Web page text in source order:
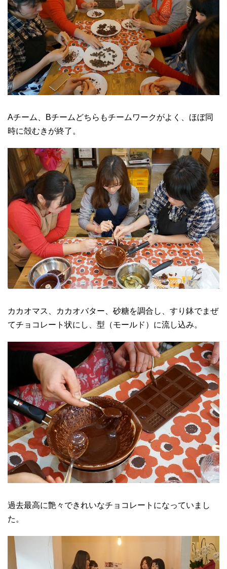
Aチーム、Bチームどちらもチームワークがよく、ほぼ同
時に殻むきが終了。
カカオマス、カカオバター、砂糖を調合し、すり鉢でまぜ
てチョコレート状にし、型（モールド）に流し込み。
過去最高に艶々できれいなチョコレートになっていまし
た。